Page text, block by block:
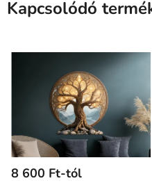
Kapcsolódó
8 600 Ft-tól